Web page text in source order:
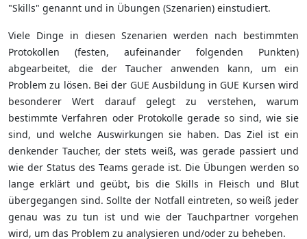
"Skills" genannt und in Übungen (Szenarien) einstudiert.
Viele Dinge in diesen Szenarien werden nach bestimmten
Protokollen (festen, aufeinander folgenden Punkten)
abgearbeitet, die der Taucher anwenden kann, um ein
Problem zu lösen. Bei der GUE Ausbildung in GUE Kursen wird
besonderer Wert darauf gelegt zu verstehen, warum
bestimmte Verfahren oder Protokolle gerade so sind, wie sie
sind, und welche Auswirkungen sie haben. Das Ziel ist ein
denkender Taucher, der stets weiß, was gerade passiert und
wie der Status des Teams gerade ist. Die Übungen werden so
lange erklärt und geübt, bis die Skills in Fleisch und Blut
übergegangen sind. Sollte der Notfall eintreten, so weiß jeder
genau was zu tun ist und wie der Tauchpartner vorgehen
wird, um das Problem zu analysieren und/oder zu beheben.